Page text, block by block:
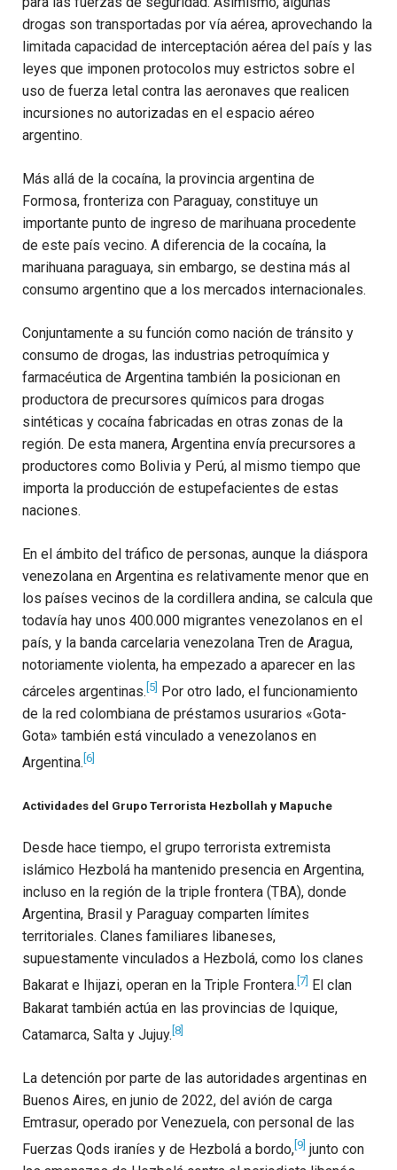
drogas son transportadas por vía aérea, aprovechando la
limitada capacidad de interceptación aérea del país y las
leyes que imponen protocolos muy estrictos sobre el
uso de fuerza letal contra las aeronaves que realicen
incursiones no autorizadas en el espacio aéreo
argentino.
Más allá de la cocaína, la provincia argentina de
Formosa, fronteriza con Paraguay, constituye un
importante punto de ingreso de marihuana procedente
de este país vecino. A diferencia de la cocaína, la
marihuana paraguaya, sin embargo, se destina más al
consumo argentino que a los mercados internacionales.
Conjuntamente a su función como nación de tránsito y
consumo de drogas, las industrias petroquímica y
farmacéutica de Argentina también la posicionan en
productora de precursores químicos para drogas
sintéticas y cocaína fabricadas en otras zonas de la
región. De esta manera, Argentina envía precursores a
productores como Bolivia y Perú, al mismo tiempo que
importa la producción de estupefacientes de estas
naciones.
En el ámbito del tráfico de personas, aunque la diáspora
venezolana en Argentina es relativamente menor que en
los países vecinos de la cordillera andina, se calcula que
todavía hay unos 400.000 migrantes venezolanos en el
país, y la banda carcelaria venezolana Tren de Aragua,
notoriamente violenta, ha empezado a aparecer en las
cárceles argentinas. [5] Por otro lado, el funcionamiento
de la red colombiana de préstamos usurarios «Gota-
Gota» también está vinculado a venezolanos en
Argentina. [6]
Actividades del Grupo Terrorista Hezbollah y Mapuche
Desde hace tiempo, el grupo terrorista extremista
islámico Hezbolá ha mantenido presencia en Argentina,
incluso en la región de la triple frontera (TBA), donde
Argentina, Brasil y Paraguay comparten límites
territoriales. Clanes familiares libaneses,
supuestamente vinculados a Hezbolá, como los clanes
Bakarat e Ihijazi, operan en la Triple Frontera. [7]
El clan
Bakarat también actúa en las provincias de Iquique,
Catamarca, Salta y Jujuy. [8]
La detención por parte de las autoridades argentinas en
Buenos Aires, en junio de 2022, del avión de carga
Emtrasur, operado por Venezuela, con personal de las
Fuerzas Qods iraníes y de Hezbolá a bordo, [9] junto con